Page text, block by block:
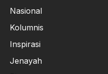
Nasional
Kolumnis
Inspirasi
Jenayah